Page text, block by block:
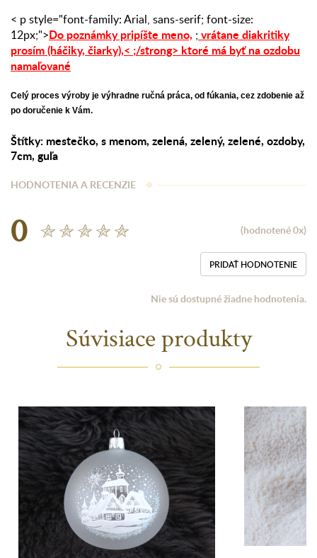
< p style="font-family: Arial, sans-serif; font-size:
12px;">Do poznámky pripíšte meno, ; vrátane diakritiky
prosím (háčiky, čiarky),< ;/strong> ktoré má byť na ozdobu
namaľované
Celý proces výroby je výhradne ručná práca, od fúkania, cez zdobenie až
po doručenie k Vám.
Štítky: mestečko, s menom, zelená, zelený, zelené, ozdoby,
7cm, guľa
HODNOTENIA A RECENZIE
0 (hodnotené 0x)
PRIDAŤ HODNOTENIE
Nie sú dostupné žiadne hodnotenia.
Súvisiace produkty